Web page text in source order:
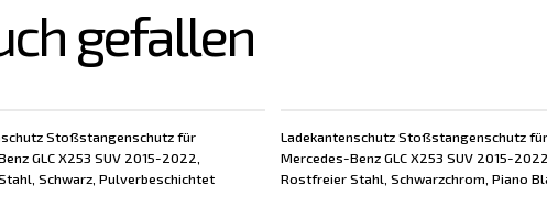
gefallen
Stoßstangenschutz für
GLC X253 SUV 2015-2022,
Schwarz, Pulverbeschichtet
Ladekantenschutz Stoßstangenschutz für
Mercedes-Benz GLC X253 SUV 2015-
Rostfreier Stahl, Schwarzchrom, Piano